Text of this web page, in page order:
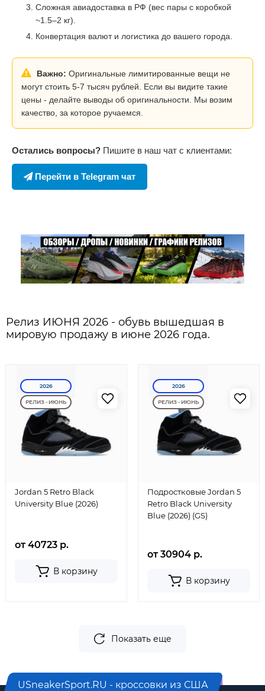
Сложная авиадоставка в РФ (вес пары с коробкой
~1.5–2 кг).
Конвертация валют и логистика до вашего города.
Важно: Оригинальные лимитированные вещи не
могут стоить 5-7 тысяч рублей. Если вы видите такие
цены - делайте выводы об оригинальности. Мы возим
качество, за которое ручаемся.
Остались вопросы? Пишите в наш чат с клиентами:
Перейти в Telegram чат
Релиз ИЮНЯ 2026 - обувь вышедшая в
мировую продажу в июне 2026 года.
2026
РЕЛИЗ - ИЮНЬ
Jordan 5 Retro Black
University Blue (2026)
от 40723 р.
В корзину
2026
РЕЛИЗ - ИЮНЬ
Подростковые Jordan 5
Retro Black University
Blue (2026) (GS)
от 30904 р.
В корзину
Показать еще
USneakerSport.RU - кроссовки из США